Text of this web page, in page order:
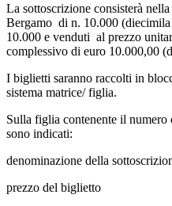
La sottoscrizione consisterà
Bergamo di n. 10.000
10.000 e venduti al prezzo
complessivo di euro 10.000,00
I biglietti saranno raccolti in
sistema matrice/ figlia.
Sulla figlia contenente il numero
sono indicati:
denominazione della
prezzo del biglietto